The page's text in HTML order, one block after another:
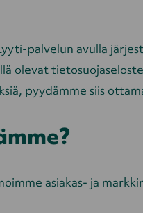
palvelun avulla
olevat
pyydämme siis
asiakas- ja